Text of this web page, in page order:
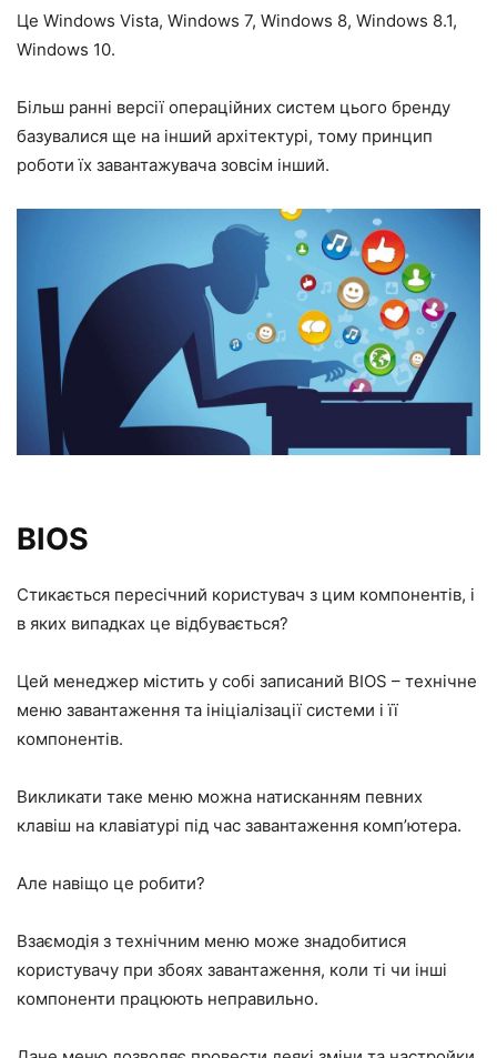
Це Windows Vista, Windows 7, Windows 8, Windows 8.1,
Windows 10.
Більш ранні версії операційних систем цього бренду
базувалися ще на інший архітектурі, тому принцип
роботи їх завантажувача зовсім інший.
BIOS
Стикається пересічний користувач з цим компонентів, і
в яких випадках це відбувається?
Цей менеджер містить у собі записаний BIOS – технічне
меню завантаження та ініціалізації системи і її
компонентів.
Викликати таке меню можна натисканням певних
клавіш на клавіатурі під час завантаження комп’ютера.
Але навіщо це робити?
Взаємодія з технічним меню може знадобитися
користувачу при збоях завантаження, коли ті чи інші
компоненти працюють неправильно.